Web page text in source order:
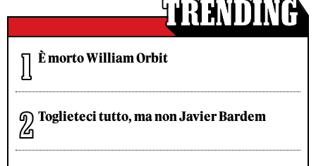
È morto William Orbit
Toglieteci tutto, ma non Javier Bardem